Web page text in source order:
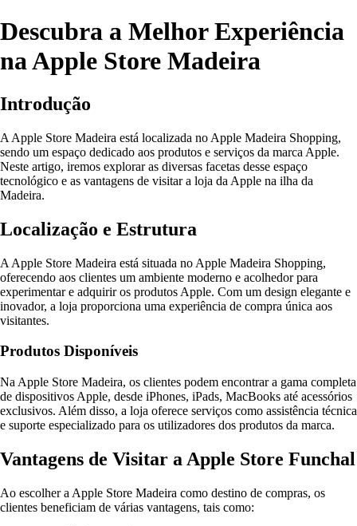
Descubra a Melhor Experiência
na Apple Store Madeira
Introdução
A Apple Store Madeira está localizada no Apple Madeira Shopping,
sendo um espaço dedicado aos produtos e serviços da marca Apple.
Neste artigo, iremos explorar as diversas facetas desse espaço
tecnológico e as vantagens de visitar a loja da Apple na ilha da
Madeira.
Localização e Estrutura
A Apple Store Madeira está situada no Apple Madeira Shopping,
oferecendo aos clientes um ambiente moderno e acolhedor para
experimentar e adquirir os produtos Apple. Com um design elegante e
inovador, a loja proporciona uma experiência de compra única aos
visitantes.
Produtos Disponíveis
Na Apple Store Madeira, os clientes podem encontrar a gama completa
de dispositivos Apple, desde iPhones, iPads, MacBooks até acessórios
exclusivos. Além disso, a loja oferece serviços como assistência técnica
e suporte especializado para os utilizadores dos produtos da marca.
Vantagens de Visitar a Apple Store Funchal
Ao escolher a Apple Store Madeira como destino de compras, os
clientes beneficiam de várias vantagens, tais como: